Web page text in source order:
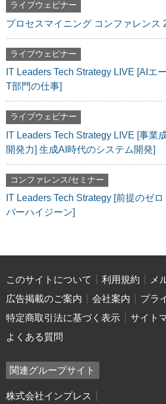
ライブウェビナー
プロセスマイニング コンファレンス
ライブウェビナー
IT Leaders Tech Strategy LIVE [AIエ
T部門の仕事]
ライブウェビナー
IT Leaders Tech Strategy LIVE [事業
開発力] 生成AI時代のシステム開発]
コンファレンス/セミナー
IT Leaders Tech Strategy [前提のゼ
バーハイジーン]
このサイトについて 利用規約
メ
広告掲載のご案内
会社案内
プラ
特定商取引法に基づく表示
サイト
よくある質問
関連グループサイト
株式会社インプレス